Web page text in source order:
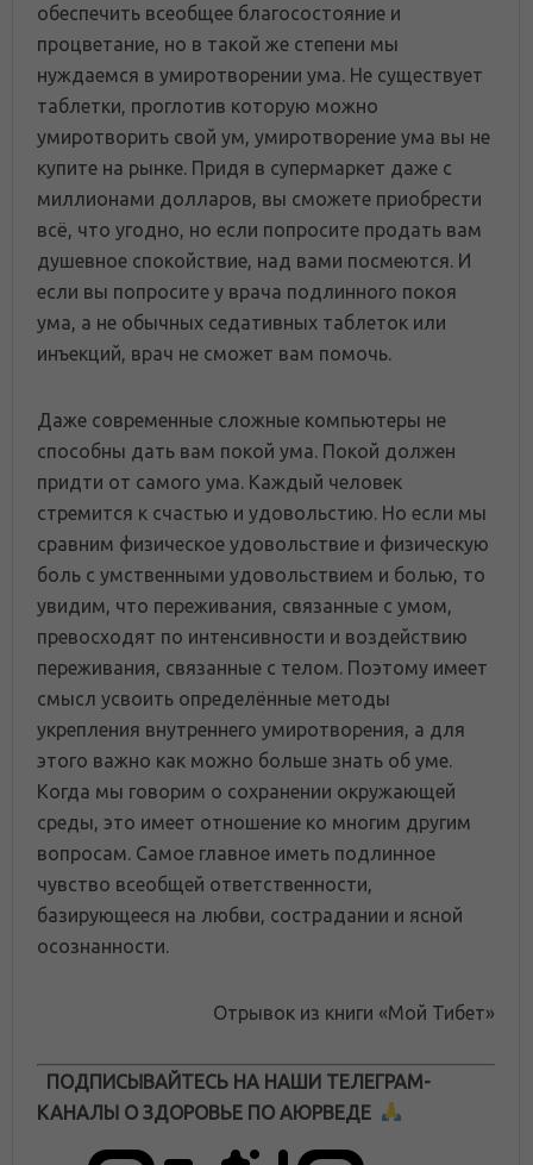
обеспечить всеобщее благосостояние и
процветание, но в такой же степени мы
нуждаемся в умиротворении ума. Не существует
таблетки, проглотив которую можно
умиротворить свой ум, умиротворение ума вы не
купите на рынке. Придя в супермаркет даже с
миллионами долларов, вы сможете приобрести
всё, что угодно, но если попросите продать вам
душевное спокойствие, над вами посмеются. И
если вы попросите у врача подлинного покоя
ума, а не обычных седативных таблеток или
инъекций, врач не сможет вам помочь.
Даже современные сложные компьютеры не
способны дать вам покой ума. Покой должен
придти от самого ума. Каждый человек
стремится к счастью и удовольстию. Но если мы
сравним физическое удовольствие и физическую
боль с умственными удовольствием и болью, то
увидим, что переживания, связанные с умом,
превосходят по интенсивности и воздействию
переживания, связанные с телом. Поэтому имеет
смысл усвоить определённые методы
укрепления внутреннего умиротворения, а для
этого важно как можно больше знать об уме.
Когда мы говорим о сохранении окружающей
среды, это имеет отношение ко многим другим
вопросам. Самое главное иметь подлинное
чувство всеобщей ответственности,
базирующееся на любви, сострадании и ясной
осознанности.
Отрывок из книги «Мой Тибет»
ПОДПИСЫВАЙТЕСЬ НА НАШИ ТЕЛЕГРАМ-
КАНАЛЫ О ЗДОРОВЬЕ ПО АЮРВЕДЕ